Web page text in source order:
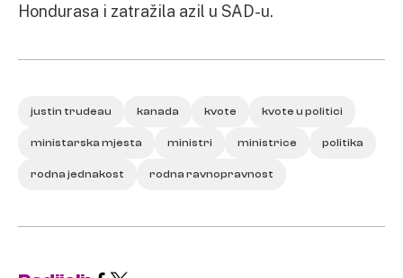
Hondurasa i zatražila azil u SAD-u.
justin trudeau kanada kvote kvote u politici
ministarska mjesta ministri ministrice politika
rodna jednakost rodna ravnopravnost